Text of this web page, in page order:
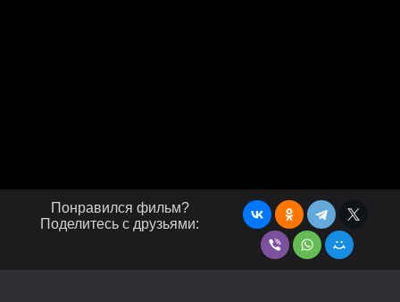
Понравился фильм?
Поделитесь с друзьями: